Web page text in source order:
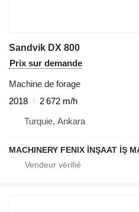
Sandvik DX 800
Prix sur demande
Machine de forage
2018
2 672 m/h
Turquie, Ankara